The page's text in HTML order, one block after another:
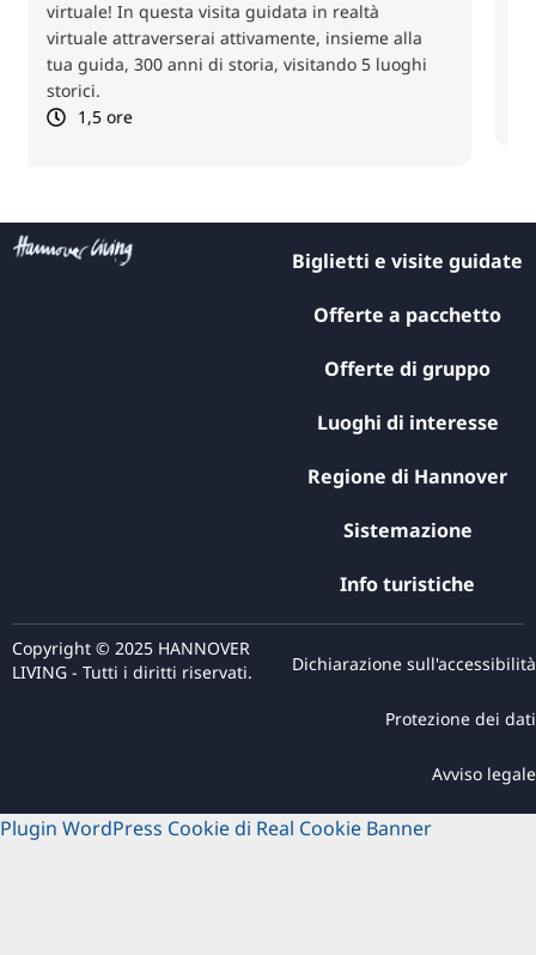
selezionate potrete ascoltare storie avvincenti
sulla sua vita e sulle sue idee, con un rinfresco
incluso.
Biglietti e visite guidate
Offerte a pacchetto
Offerte di gruppo
Luoghi di interesse
Regione di Hannover
Sistemazione
Info turistiche
Copyright © 2025 HANNOVER
LIVING - Tutti i diritti riservati.
Dichiarazione sull'accessibilità
Protezione dei dati
Avviso legale
Plugin WordPress Cookie di Real Cookie Banner